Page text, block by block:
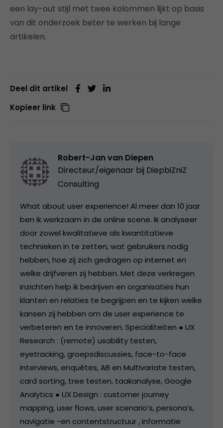
een lay-out stijl met twee kolommen lijkt op basis
van dit onderzoek beter te werken bij lange
artikelen.
Deel dit artikel
Kopieer link
Robert-Jan van Diepen
Directeur/eigenaar bij DiepbiZniZ
Consulting
What about user experience! Al meer dan 10 jaar
ben ik werkzaam in de online scene. Ik analyseer
door zowel kwalitatieve als kwantitatieve
technieken in te zetten, wat gebruikers nodig
hebben, hoe zij zich gedragen op internet en
welke drijfveren zij hebben. Met deze verkregen
inzichten help ik bedrijven en organisaties hun
klanten en relaties te begrijpen en te kijken welke
kansen zij hebben om de user experience te
verbeteren en te innoveren. Specialiteiten ● UX
Research : (remote) usability testen,
eyetracking, groepsdiscussies, face-to-face
interviews, enquêtes, AB en Multivariate testen,
card sorting, tree testen, taakanalyse, Google
Analytics ● UX Design : customer journey
mapping, user flows, user scenario’s, persona’s,
navigatie -en contentstructuur , informatie